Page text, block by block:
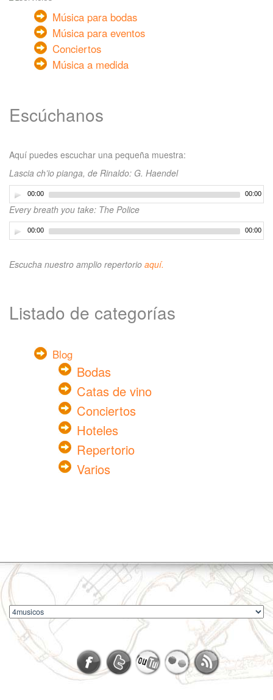
Música para bodas
Música para eventos
Conciertos
Música a medida
Escúchanos
Aquí puedes escuchar una pequeña muestra:
Lascia ch’io pianga, de Rinaldo: G. Haendel
00:00 00:00
Every breath you take: The Police
00:00 00:00
Escucha nuestro amplio repertorio aquí.
Listado de categorías
Blog
Bodas
Catas de vino
Conciertos
Hoteles
Repertorio
Varios